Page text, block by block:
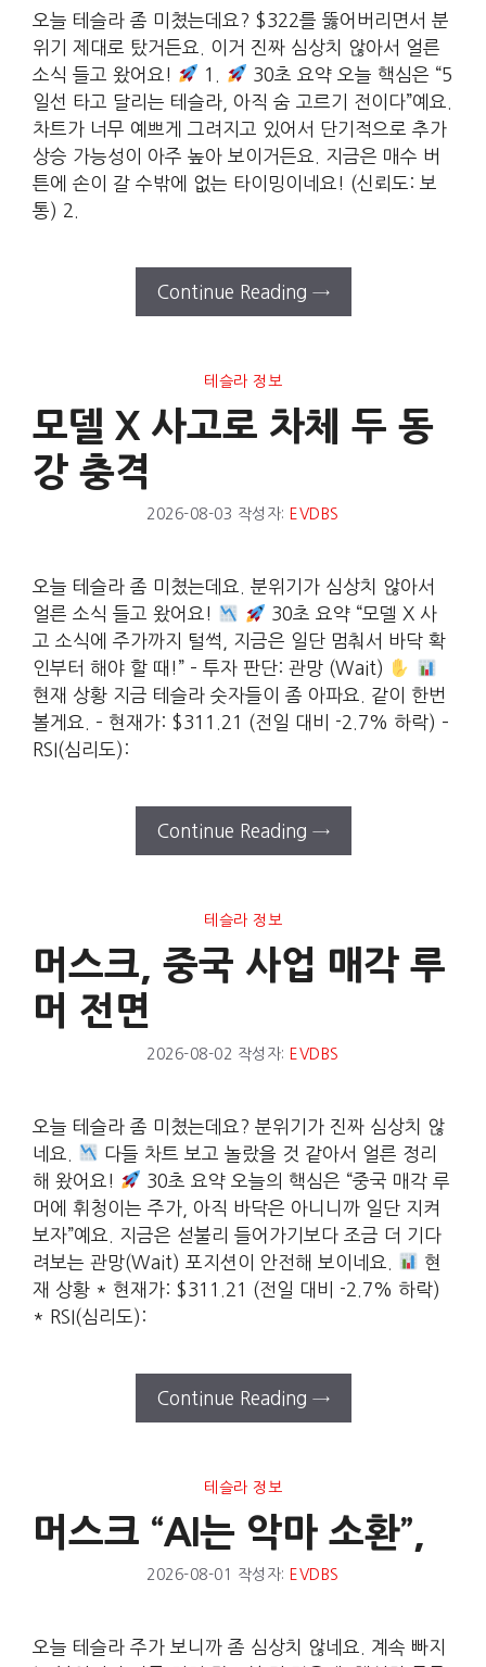
오늘 테슬라 좀 미쳤는데요? $322를 뚫어버리면서 분
위기 제대로 탔거든요. 이거 진짜 심상치 않아서 얼른
소식 들고 왔어요!
1.
30초 요약 오늘 핵심은 “5
일선 타고 달리는 테슬라, 아직 숨 고르기 전이다”예요.
차트가 너무 예쁘게 그려지고 있어서 단기적으로 추가
상승 가능성이 아주 높아 보이거든요. 지금은 매수 버
튼에 손이 갈 수밖에 없는 타이밍이네요! (신뢰도: 보
통) 2.
Continue Reading →
테슬라 정보
모델 X 사고로 차체 두 동
강 충격
2026-08-03 작성자: EVDBS
오늘 테슬라 좀 미쳤는데요. 분위기가 심상치 않아서
얼른 소식 들고 왔어요!
30초 요약 “모델 X 사
고 소식에 주가까지 털썩, 지금은 일단 멈춰서 바닥 확
인부터 해야 할 때!” – 투자 판단: 관망 (Wait)
현재 상황 지금 테슬라 숫자들이 좀 아파요. 같이 한번
볼게요. – 현재가: $311.21 (전일 대비 -2.7% 하락) –
RSI(심리도):
Continue Reading →
테슬라 정보
머스크, 중국 사업 매각 루
머 전면
2026-08-02 작성자: EVDBS
오늘 테슬라 좀 미쳤는데요? 분위기가 진짜 심상치 않
네요.
다들 차트 보고 놀랐을 것 같아서 얼른 정리
해 왔어요!
30초 요약 오늘의 핵심은 “중국 매각 루
머에 휘청이는 주가, 아직 바닥은 아니니까 일단 지켜
보자”예요. 지금은 섣불리 들어가기보다 조금 더 기다
려보는 관망(Wait) 포지션이 안전해 보이네요.
현
재 상황 * 현재가: $311.21 (전일 대비 -2.7% 하락)
* RSI(심리도):
Continue Reading →
테슬라 정보
머스크 “AI는 악마 소환”,
2026-08-01 작성자: EVDBS
오늘 테슬라 주가 보니까 좀 심상치 않네요. 계속 빠지